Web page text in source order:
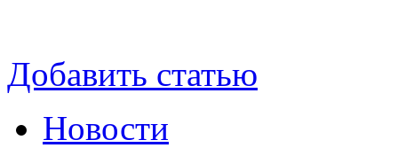
Добавить статью
Новости